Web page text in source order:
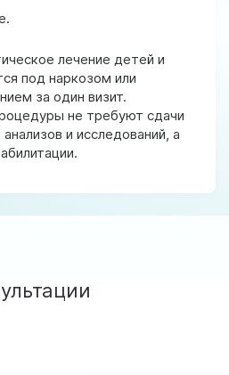
лечение детей и
под наркозом или
за один визит.
не требуют сдачи
и исследований, а